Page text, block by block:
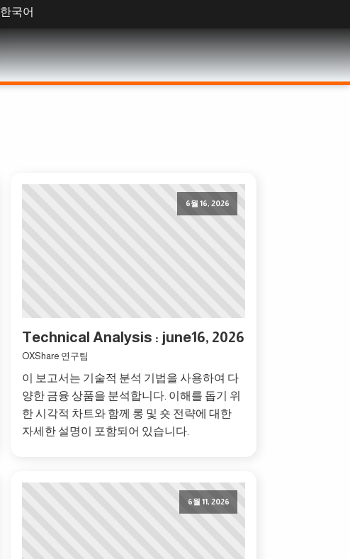
한국어
6월 16, 2026
Technical Analysis : june16, 2026
OXShare 연구팀
이 보고서는 기술적 분석 기법을 사용하여 다
양한 금융 상품을 분석합니다. 이해를 돕기 위
한 시각적 차트와 함께 롱 및 숏 전략에 대한
자세한 설명이 포함되어 있습니다.
6월 11, 2026